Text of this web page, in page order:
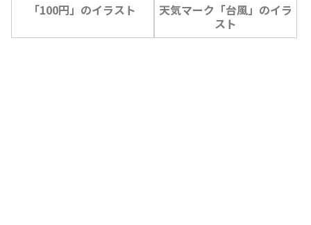
「100円」のイラスト
天気マーク「台風」のイラ
スト